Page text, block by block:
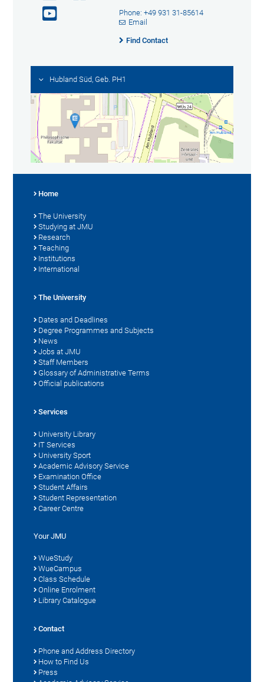
Phone: +49 931 31-85614
Email
Find Contact
Hubland Süd, Geb. PH1
Home
The University
Studying at JMU
Research
Teaching
Institutions
International
The University
Dates and Deadlines
Degree Programmes and Subjects
News
Jobs at JMU
Staff Members
Glossary of Administrative Terms
Official publications
Services
University Library
IT Services
University Sport
Academic Advisory Service
Examination Office
Student Affairs
Student Representation
Career Centre
Your JMU
WueStudy
WueCampus
Class Schedule
Online Enrolment
Library Catalogue
Contact
Phone and Address Directory
How to Find Us
Press